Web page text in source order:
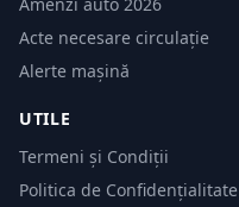
Amenzi auto 2026
Acte necesare circulație
Alerte mașină
UTILE
Termeni și Condiții
Politica de Confidențialitate